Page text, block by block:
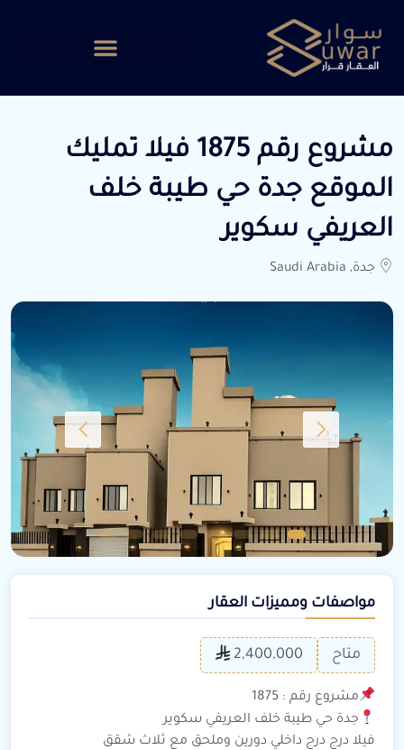
مشروع رقم 1875 فيلا تمليك
الموقع جدة حي طيبة خلف
العريفي سكوير
جدة, Saudi Arabia
مواصفات ومميزات العقار
متاح 2,400,000
مشروع رقم : 1875
جدة حي طيبة خلف العريفي سكوير
فيلا درج درج داخلي دورين وملحق مع ثلاث شقق